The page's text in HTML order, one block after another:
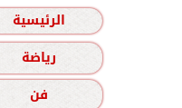
الرئيسية
رياضة
فن